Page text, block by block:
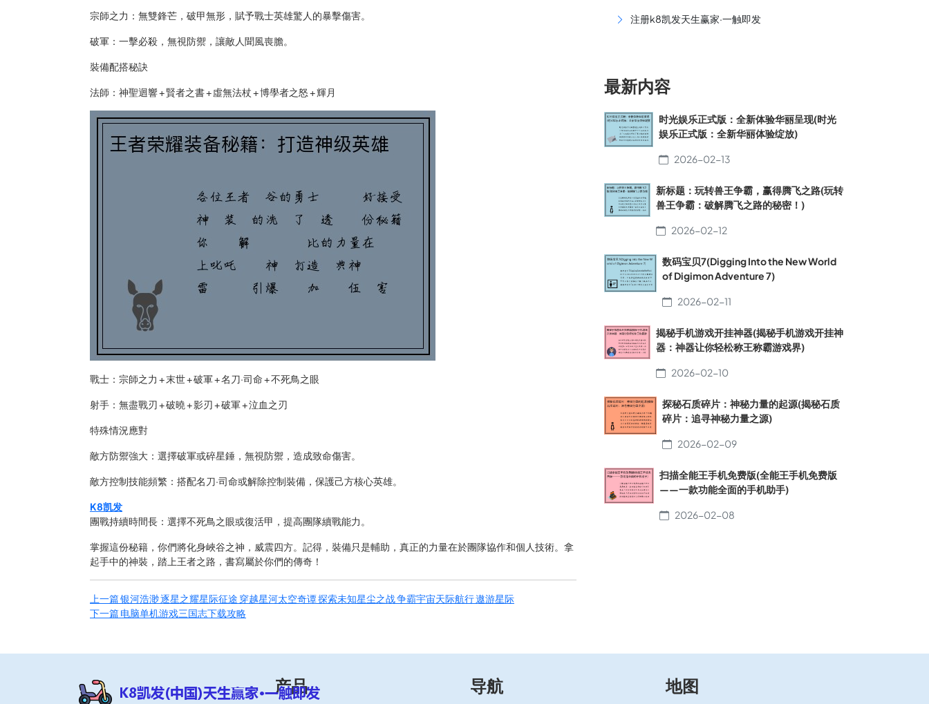
宗師之力：無雙鋒芒，破甲無形，賦予戰士英雄驚人的暴擊傷害。
破軍：一擊必殺，無視防禦，讓敵人聞風喪膽。
裝備配搭秘訣
法師：神聖迴響 + 賢者之書 + 虛無法杖 + 博學者之怒 + 輝月
戰士：宗師之力 + 末世 + 破軍 + 名刀·司命 + 不死鳥之眼
射手：無盡戰刃 + 破曉 + 影刃 + 破軍 + 泣血之刃
特殊情況應對
敵方防禦強大：選擇破軍或碎星錘，無視防禦，造成致命傷害。
敵方控制技能頻繁：搭配名刀·司命或解除控制裝備，保護己方核心英雄。
K8凯发
團戰持續時間長：選擇不死鳥之眼或復活甲，提高團隊續戰能力。
掌握這份秘籍，你們將化身峽谷之神，威震四方。記得，裝備只是輔助，真正的力量在於團隊協作和個人技術。拿
起手中的神裝，踏上王者之路，書寫屬於你們的傳奇！
上一篇银河浩渺 逐星之耀星际征途 穿越星河太空奇谭 探索未知星尘之战 争霸宇宙天际航行 遨游星际
下一篇电脑单机游戏三国志下载攻略
注册k8凯发天生赢家·一触即发
最新内容
时光娱乐正式版：全新体验华丽呈现(时光
娱乐正式版：全新华丽体验绽放)
2026-02-13
新标题：玩转兽王争霸，赢得腾飞之路(玩转
兽王争霸：破解腾飞之路的秘密！)
2026-02-12
数码宝贝7(Digging Into the New World
of Digimon Adventure 7)
2026-02-11
揭秘手机游戏开挂神器(揭秘手机游戏开挂神
器：神器让你轻松称王称霸游戏界)
2026-02-10
探秘石质碎片：神秘力量的起源(揭秘石质
碎片：追寻神秘力量之源)
2026-02-09
扫描全能王手机免费版(全能王手机免费版
——一款功能全面的手机助手)
2026-02-08
产品 导航 地图